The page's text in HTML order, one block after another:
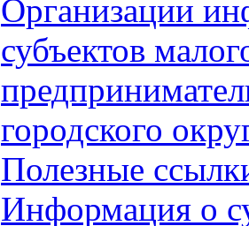
Организации
субъектов
городского
Полезные
Информация о